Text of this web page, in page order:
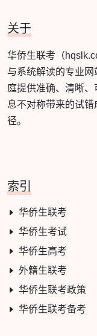
关于
华侨生联考（
与系统解读的专业
庭提供准确、清晰
息不对称带来的试
径。
索引
华侨生联考
华侨生考试
华侨生高考
外籍生联考
华侨生联考政策
华侨生联考备考